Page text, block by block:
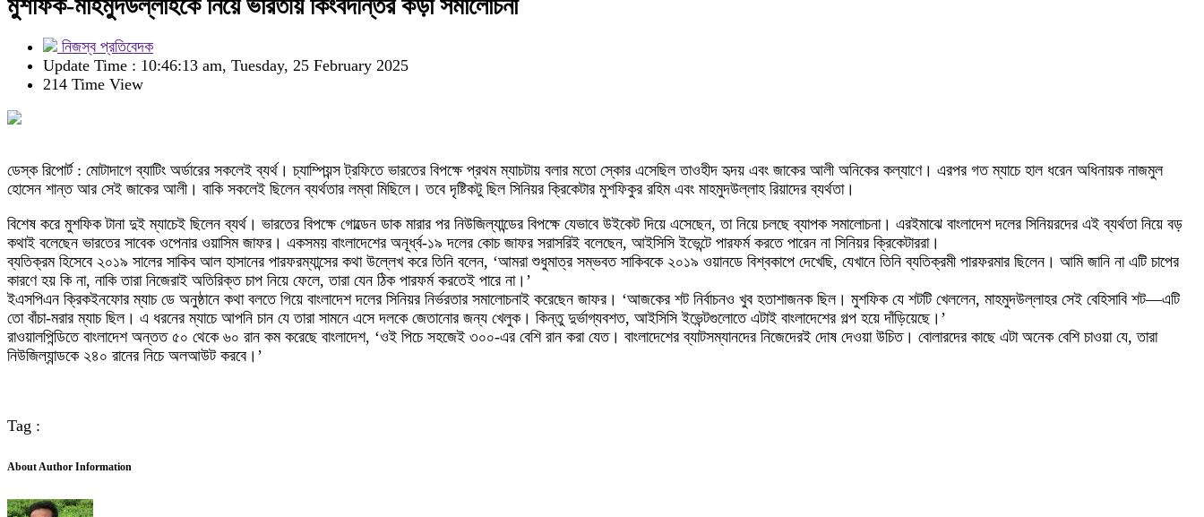
মুশফিক-মাহমুদউল্লাহকে নিয়ে ভারতীয় কিংবদন্তির কড়া সমালোচনা
নিজস্ব প্রতিবেদক
Update Time : 10:46:13 am, Tuesday, 25 February 2025
214 Time View
ডেস্ক রিপোর্ট : মোটাদাগে ব্যাটিং অর্ডারের সকলেই ব্যর্থ। চ্যাম্পিয়ন্স ট্রফিতে ভারতের বিপক্ষে প্রথম ম্যাচটায় বলার মতো স্কোর এসেছিল তাওহীদ হৃদয় এবং জাকের আলী অনিকের কল্যাণে। এরপর গত ম্যাচে হাল ধরেন অধিনায়ক নাজমুল
হোসেন শান্ত আর সেই জাকের আলী। বাকি সকলেই ছিলেন ব্যর্থতার লম্বা মিছিলে। তবে দৃষ্টিকটু ছিল সিনিয়র ক্রিকেটার মুশফিকুর রহিম এবং মাহমুদউল্লাহ রিয়াদের ব্যর্থতা।
বিশেষ করে মুশফিক টানা দুই ম্যাচেই ছিলেন ব্যর্থ। ভারতের বিপক্ষে গোল্ডেন ডাক মারার পর নিউজিল্যান্ডের বিপক্ষে যেভাবে উইকেট দিয়ে এসেছেন, তা নিয়ে চলছে ব্যাপক সমালোচনা। এরইমাঝে বাংলাদেশ দলের সিনিয়রদের এই ব্যর্থতা নিয়ে বড়
কথাই বলেছেন ভারতের সাবেক ওপেনার ওয়াসিম জাফর। একসময় বাংলাদেশের অনূর্ধ্ব-১৯ দলের কোচ জাফর সরাসরিই বলেছেন, আইসিসি ইভেন্টে পারফর্ম করতে পারেন না সিনিয়র ক্রিকেটাররা।
ব্যতিক্রম হিসেবে ২০১৯ সালের সাকিব আল হাসানের পারফরম্যান্সের কথা উল্লেখ করে তিনি বলেন, ‘আমরা শুধুমাত্র সম্ভবত সাকিবকে ২০১৯ ওয়ানডে বিশ্বকাপে দেখেছি, যেখানে তিনি ব্যতিক্রমী পারফরমার ছিলেন। আমি জানি না এটি চাপের
কারণে হয় কি না, নাকি তারা নিজেরাই অতিরিক্ত চাপ নিয়ে ফেলে, তারা যেন ঠিক পারফর্ম করতেই পারে না।’
ইএসপিএন ক্রিকইনফোর ম্যাচ ডে অনুষ্ঠানে কথা বলতে গিয়ে বাংলাদেশ দলের সিনিয়র নির্ভরতার সমালোচনাই করেছেন জাফর। ‘আজকের শট নির্বাচনও খুব হতাশাজনক ছিল। মুশফিক যে শটটি খেললেন, মাহমুদউল্লাহর সেই বেহিসাবি শট—এটি
তো বাঁচা-মরার ম্যাচ ছিল। এ ধরনের ম্যাচে আপনি চান যে তারা সামনে এসে দলকে জেতানোর জন্য খেলুক। কিন্তু দুর্ভাগ্যবশত, আইসিসি ইভেন্টগুলোতে এটাই বাংলাদেশের গল্প হয়ে দাঁড়িয়েছে।’
রাওয়ালপিন্ডিতে বাংলাদেশ অন্তত ৫০ থেকে ৬০ রান কম করেছে বাংলাদেশ, ‘ওই পিচে সহজেই ৩০০-এর বেশি রান করা যেত। বাংলাদেশের ব্যাটসম্যানদের নিজেদেরই দোষ দেওয়া উচিত। বোলারদের কাছে এটা অনেক বেশি চাওয়া যে, তারা
নিউজিল্যান্ডকে ২৪০ রানের নিচে অলআউট করবে।’
Tag :
About Author Information